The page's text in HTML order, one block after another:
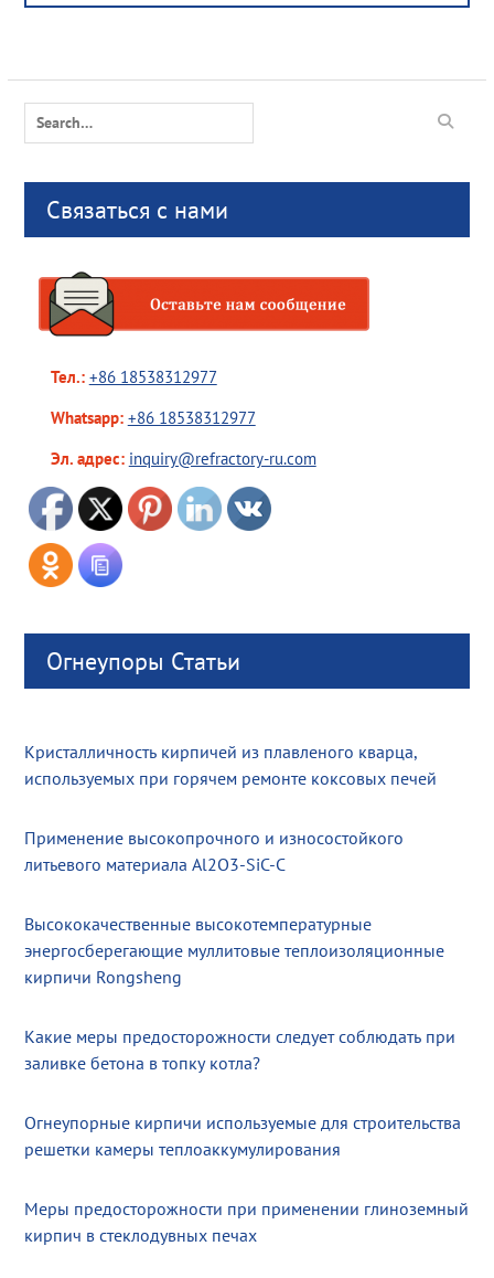
Search
Связаться с нами
Тел.: +86 18538312977
Whatsapp: +86 18538312977
Эл. адрес: inquiry@refractory-ru.com
Огнеупоры Статьи
Кристалличность кирпичей из плавленого кварца,
используемых при горячем ремонте коксовых печей
Применение высокопрочного и износостойкого
литьевого материала Al2O3-SiC-C
Высококачественные высокотемпературные
энергосберегающие муллитовые теплоизоляционные
кирпичи Rongsheng
Какие меры предосторожности следует соблюдать при
заливке бетона в топку котла?
Огнеупорные кирпичи используемые для строительства
решетки камеры теплоаккумулирования
Меры предосторожности при применении глиноземный
кирпич в стеклодувных печах